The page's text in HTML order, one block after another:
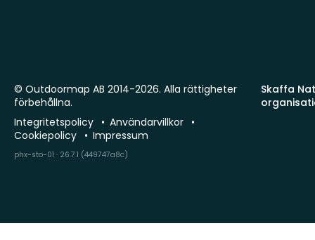
Skaffa
© Outdoormap AB 2014-2026. Alla rättigheter
förbehållna.
Integritetspolicy
Användarvillkor
Cookiepolicy
Impressum
phx-sto-01 · 26.7.1 (449747a8c)